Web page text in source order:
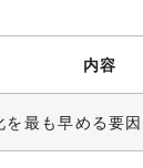
内容
を最も早める要因